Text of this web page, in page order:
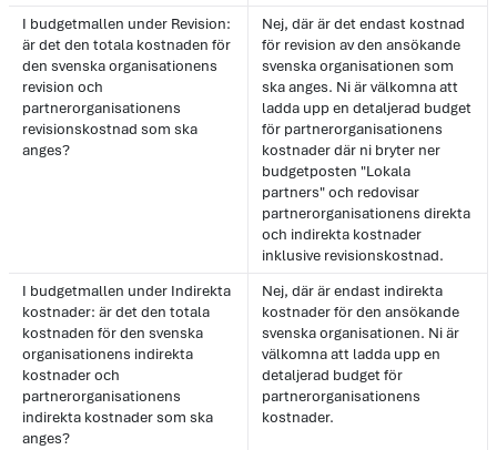
I budgetmallen under Revision:
är det den totala kostnaden för
den svenska organisationens
revision och
partnerorganisationens
revisionskostnad som ska
anges?
Nej, där är det endast kostnad
för revision av den ansökande
svenska organisationen som
ska anges. Ni är välkomna att
ladda upp en detaljerad budget
för partnerorganisationens
kostnader där ni bryter ner
budgetposten "Lokala
partners" och redovisar
partnerorganisationens direkta
och indirekta kostnader
inklusive revisionskostnad.
I budgetmallen under Indirekta
kostnader: är det den totala
kostnaden för den svenska
organisationens indirekta
kostnader och
partnerorganisationens
indirekta kostnader som ska
anges?
Nej, där är endast indirekta
kostnader för den ansökande
svenska organisationen. Ni är
välkomna att ladda upp en
detaljerad budget för
partnerorganisationens
kostnader.